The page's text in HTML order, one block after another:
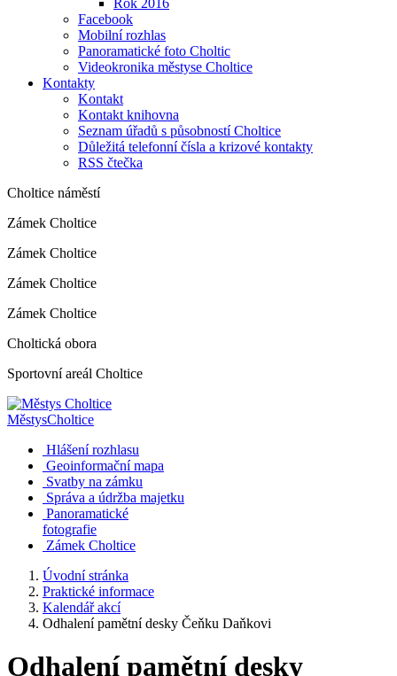
Rok 2016
Facebook
Mobilní rozhlas
Panoramatické foto Choltic
Videokronika městyse Choltice
Kontakty
Kontakt
Kontakt knihovna
Seznam úřadů s působností Choltice
Důležitá telefonní čísla a krizové kontakty
RSS čtečka
Choltice náměstí
Zámek Choltice
Zámek Choltice
Zámek Choltice
Zámek Choltice
Choltická obora
Sportovní areál Choltice
MěstysCholtice
Hlášení rozhlasu
Geoinformační mapa
Svatby na zámku
Správa a údržba majetku
Panoramatické
fotografie
Zámek Choltice
Úvodní stránka
Praktické informace
Kalendář akcí
Odhalení pamětní desky Čeňku Daňkovi
Odhalení pamětní desky